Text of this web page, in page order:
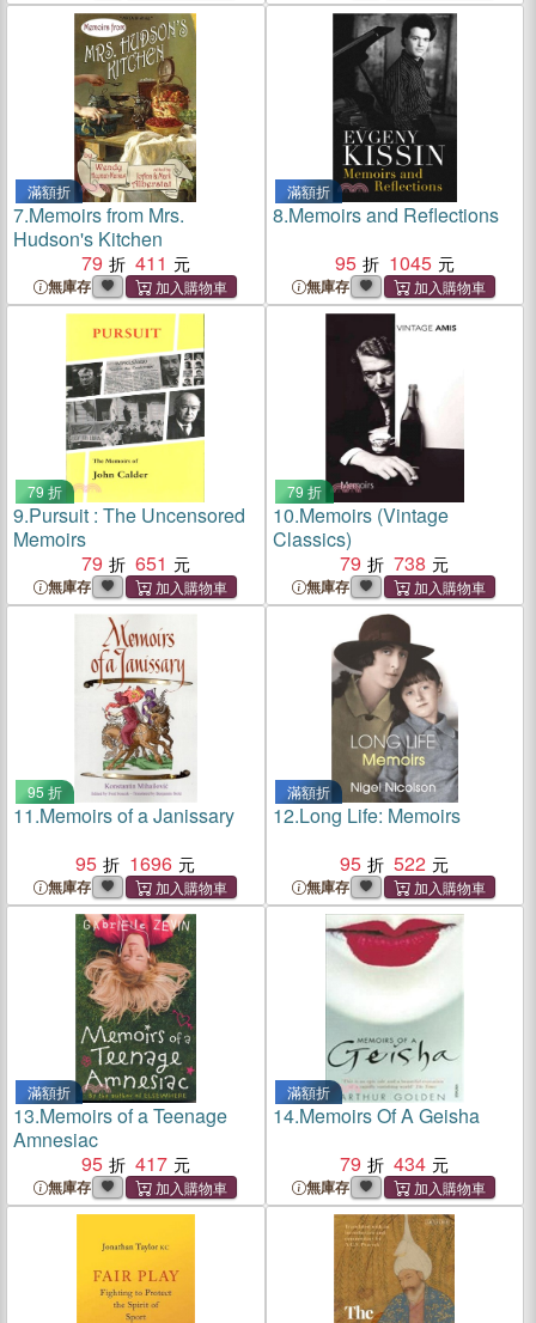
滿額折
7.Memoirs from Mrs.
Hudson's Kitchen
79
411
無庫存
滿額折
8.Memoirs and Reflections
95
1045
無庫存
79 折
9.Pursuit : The Uncensored
Memoirs
79
651
無庫存
79 折
10.Memoirs (Vintage
Classics)
79
738
無庫存
95 折
11.Memoirs of a Janissary
95
1696
無庫存
滿額折
12.Long Life: Memoirs
95
522
無庫存
滿額折
13.Memoirs of a Teenage
Amnesiac
95
417
無庫存
滿額折
14.Memoirs Of A Geisha
79
434
無庫存